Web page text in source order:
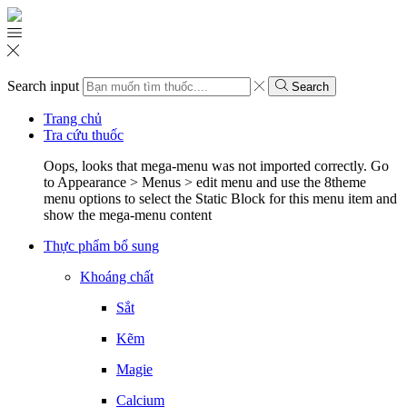
Search input Search
Trang chủ
Tra cứu thuốc
Oops, looks that mega-menu was not imported correctly. Go
to Appearance > Menus > edit menu and use the 8theme
menu options to select the Static Block for this menu item and
show the mega-menu content
Thực phẩm bổ sung
Khoáng chất
Sắt
Kẽm
Magie
Calcium